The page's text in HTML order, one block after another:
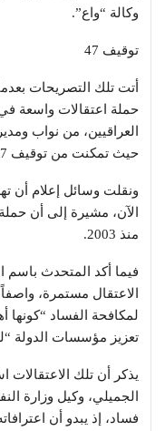
وكالة “واع”.
توقيف 47
أتت تلك التصريحات
حملة اعتقالات واسعة
العراقيين، من نواب
حيث تمكنت من توقيف 47 مسؤولاً.
الآن، مشيرة إلى أن
منذ 2003.
فيما أكد المتحدث باسم
الاعتقال مستمرة،
لمكافحة الفساد “كونها
تعزيز مؤسسات الدولة
يذكر أن تلك الاعتقالات
الجميلي، وكيل وزارة
فساد، إذ يبدو أن